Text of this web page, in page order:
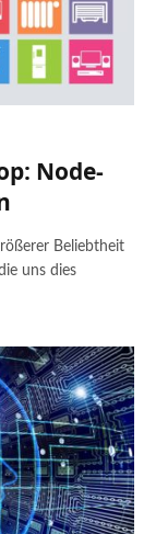
Node-
Beliebtheit
uns dies